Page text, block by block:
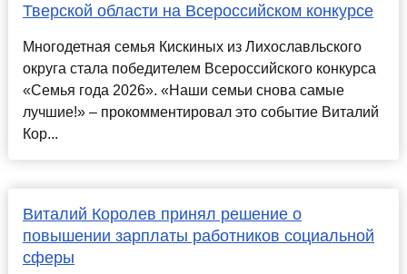
Тверской области на Всероссийском конкурсе
Многодетная семья Кискиных из Лихославльского
округа стала победителем Всероссийского конкурса
«Семья года 2026». «Наши семьи снова самые
лучшие!» – прокомментировал это событие Виталий
Кор...
Виталий Королев принял решение о
повышении зарплаты работников социальной
сферы